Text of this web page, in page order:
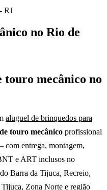
RJ
no Rio de
touro mecânico no
aluguel de brinquedos para
touro mecânico profissional
com entrega, montagem,
e ART inclusos no
Barra da Tijuca, Recreio,
Tijuca, Zona Norte e região